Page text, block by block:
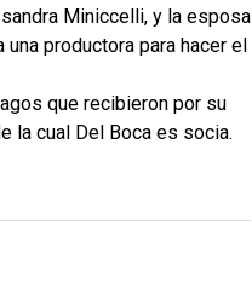
Miniccelli, y la esposa
productora para hacer el
que recibieron por su
la cual Del Boca es socia.